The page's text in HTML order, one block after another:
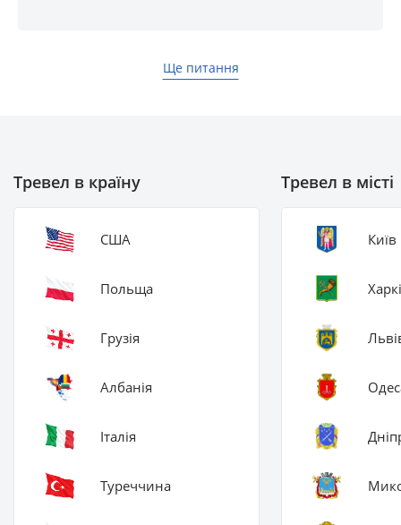
Ще питання
Тревел в країну
США
Польща
Грузія
Албанія
Італія
Туреччина
Тревел в місті
Київ